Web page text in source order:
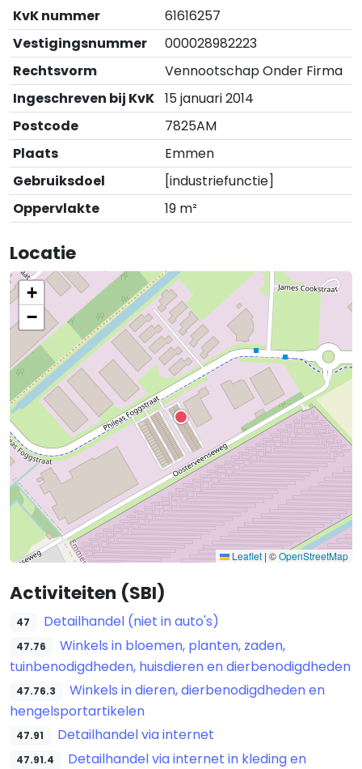
KvK nummer
61616257
Vestigingsnummer
000028982223
Rechtsvorm
Vennootschap Onder Firma
Ingeschreven bij KvK 15 januari 2014
Postcode
7825AM
Plaats
Emmen
Gebruiksdoel
[industriefunctie]
Oppervlakte
19 m²
Locatie
+
−
Leaflet | ©OpenStreetMap
Activiteiten (SBI)
47 Detailhandel (niet in auto's)
47.76
Winkels in bloemen, planten, zaden,
tuinbenodigdheden, huisdieren en dierbenodigdheden
47.76.3
Winkels in dieren, dierbenodigdheden en
hengelsportartikelen
47.91 Detailhandel via internet
47.91.4
Detailhandel via internet in kleding en